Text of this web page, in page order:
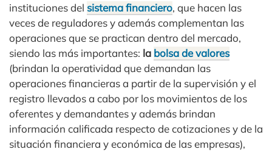
instituciones del sistema financiero, que hacen las
veces de reguladores y además complementan las
operaciones que se practican dentro del mercado,
siendo las más importantes: la bolsa de valores
(brindan la operatividad que demandan las
operaciones financieras a partir de la supervisión y el
registro llevados a cabo por los movimientos de los
oferentes y demandantes y además brindan
información calificada respecto de cotizaciones y de la
situación financiera y económica de las empresas),